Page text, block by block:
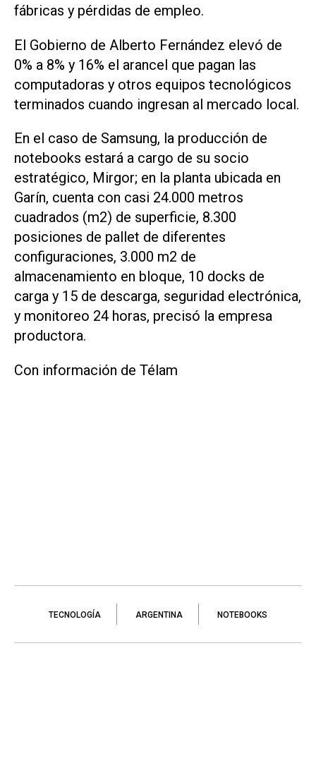
fábricas y pérdidas de empleo.
El Gobierno de Alberto Fernández elevó de
0% a 8% y 16% el arancel que pagan las
computadoras y otros equipos tecnológicos
terminados cuando ingresan al mercado local.
En el caso de Samsung, la producción de
notebooks estará a cargo de su socio
estratégico, Mirgor; en la planta ubicada en
Garín, cuenta con casi 24.000 metros
cuadrados (m2) de superficie, 8.300
posiciones de pallet de diferentes
configuraciones, 3.000 m2 de
almacenamiento en bloque, 10 docks de
carga y 15 de descarga, seguridad electrónica,
y monitoreo 24 horas, precisó la empresa
productora.
Con información de Télam
TECNOLOGÍA ARGENTINA NOTEBOOKS